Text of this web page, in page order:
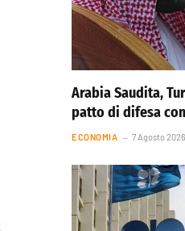
Arabia Saudita,
patto di difesa
ECONOMIA 7 Agosto 2026